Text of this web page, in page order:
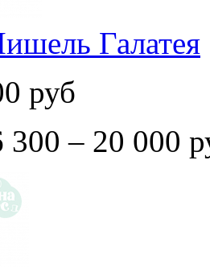
Галатея
руб
300 – 20 000